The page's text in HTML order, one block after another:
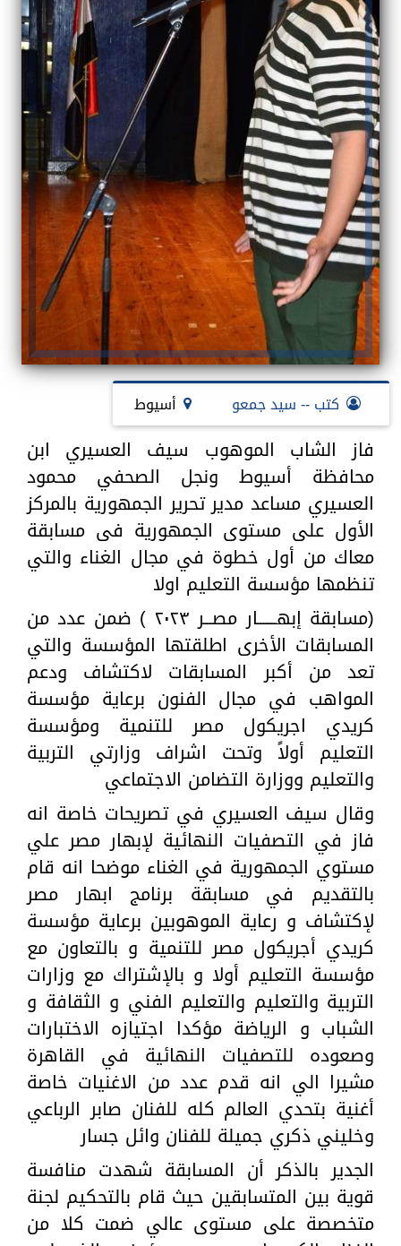
كتب -- سيد جمعو أسيوط
فاز الشاب الموهوب سيف العسيري ابن
محافظة أسيوط ونجل الصحفي محمود
العسيري مساعد مدير تحرير الجمهورية بالمركز
الأول على مستوى الجمهورية فى مسابقة
معاك من أول خطوة في مجال الغناء والتي
تنظمها مؤسسة التعليم اولا
(مسابقة إبهـــــــار مصـــر ٢٠٢٣ ) ضمن عدد من
المسابقات الأخرى اطلقتها المؤسسة والتي
تعد من أكبر المسابقات لاكتشاف ودعم
المواهب في مجال الفنون برعاية مؤسسة
كريدي اجريكول مصر للتنمية ومؤسسة
التعليم أولاً وتحت اشراف وزارتي التربية
والتعليم ووزارة التضامن الاجتماعي
وقال سيف العسيري في تصريحات خاصة انه
فاز في التصفيات النهائية لإبهار مصر علي
مستوي الجمهورية في الغناء موضحا انه قام
بالتقديم في مسابقة برنامج ابهار مصر
لإكتشاف و رعاية الموهوبين برعاية مؤسسة
كريدي أجريكول مصر للتنمية و بالتعاون مع
مؤسسة التعليم أولا و بالإشتراك مع وزارات
التربية والتعليم والتعليم الفني و الثقافة و
الشباب و الرياضة مؤكدا اجتيازه الاختبارات
وصعوده للتصفيات النهائية في القاهرة
مشيرا الي انه قدم عدد من الاغنيات خاصة
أغنية بتحدي العالم كله للفنان صابر الرباعي
وخليني ذكري جميلة للفنان وائل جسار
الجدير بالذكر أن المسابقة شهدت منافسة
قوية بين المتسابقين حيث قام بالتحكيم لجنة
متخصصة على مستوى عالي ضمت كلا من